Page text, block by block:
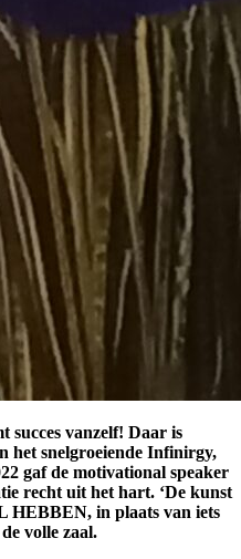
succes vanzelf! Daar is
het snelgroeiende Infinirgy,
gaf de motivational speaker
recht uit het hart. ‘De kunst
HEBBEN, in plaats van iets
volle zaal.